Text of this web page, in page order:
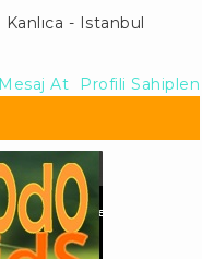
- Istanbul
Profili Sahiplen
At